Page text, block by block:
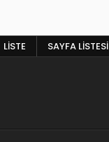
LISTE SAYFA LISTESI